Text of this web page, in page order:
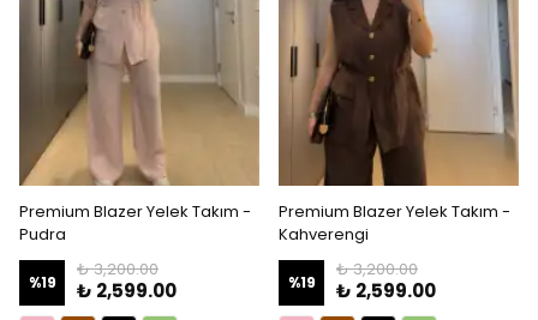
Premium Blazer Yelek Takım -
Pudra
%19
₺ 3,200.00
₺ 2,599.00
Premium Blazer Yelek Takım -
Kahverengi
%19
₺ 3,200.00
₺ 2,599.00